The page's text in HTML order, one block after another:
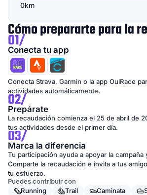
0km
Cómo prepararte para la
01/
Conecta tu app
Conecta Strava, Garmin o la app OuiRace
actividades automáticamente.
02/
Prepárate
La recaudación comienza el 25 de abril de
tus actividades desde el primer día.
03/
Marca la diferencia
Tu participación ayuda a apoyar la campaña
Comparte la recaudación e invita a tus
tu esfuerzo.
Puedes contribuir con
Running
Trail Caminata